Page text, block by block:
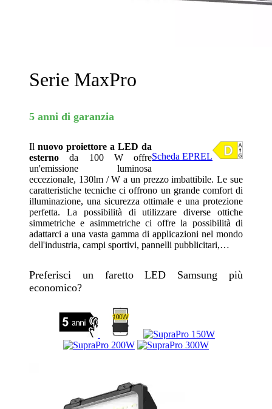
Serie MaxPro
5 anni di garanzia
Scheda EPREL
Il nuovo proiettore a LED da
esterno da 100 W offre
un'emissione luminosa
eccezionale, 130lm / W a un prezzo imbattibile. Le sue
caratteristiche tecniche ci offrono un grande comfort di
illuminazione, una sicurezza ottimale e una protezione
perfetta. La possibilità di utilizzare diverse ottiche
simmetriche e asimmetriche ci offre la possibilità di
adattarci a una vasta gamma di applicazioni nel mondo
dell'industria, campi sportivi, pannelli pubblicitari,…
Preferisci un faretto LED Samsung più
economico?